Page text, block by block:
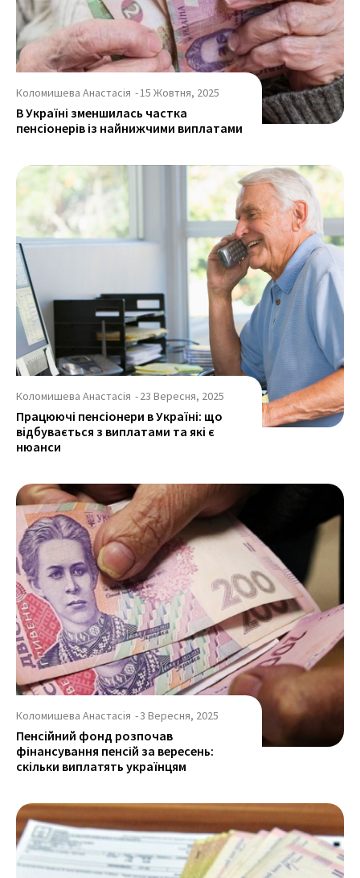
Коломишева Анастасія -15 Жовтня, 2025
В Україні зменшилась частка
пенсіонерів із найнижчими виплатами
Коломишева Анастасія -23 Вересня, 2025
Працюючі пенсіонери в Україні: що
відбувається з виплатами та які є
нюанси
Коломишева Анастасія -3 Вересня, 2025
Пенсійний фонд розпочав
фінансування пенсій за вересень:
скільки виплатять українцям